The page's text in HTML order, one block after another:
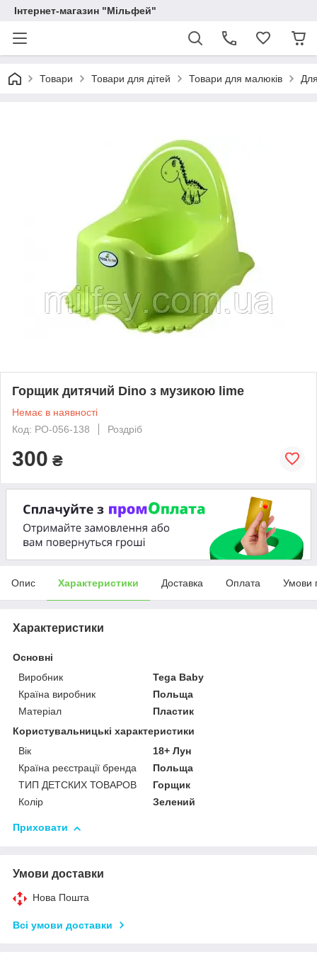
Інтернет-магазин "Мільфей"
Товари Товари для дітей Товари для малюків
Горщик дитячий Dino з музикою lime
Немає в наявності
Код: PO-056-138
Роздріб
300 ₴
Опис Характеристики Доставка Оплата Умови
Характеристики
Основні
Виробник
Tega Baby
Країна виробник
Польща
Матеріал
Пластик
Користувальницькі характеристики
Вік
18+ Лун
Країна реєстрації бренда
Польща
ТИП ДЕТСКИХ ТОВАРОВ
Горщик
Колір
Зелений
Приховати
Умови доставки
Нова Пошта
Всі умови доставки